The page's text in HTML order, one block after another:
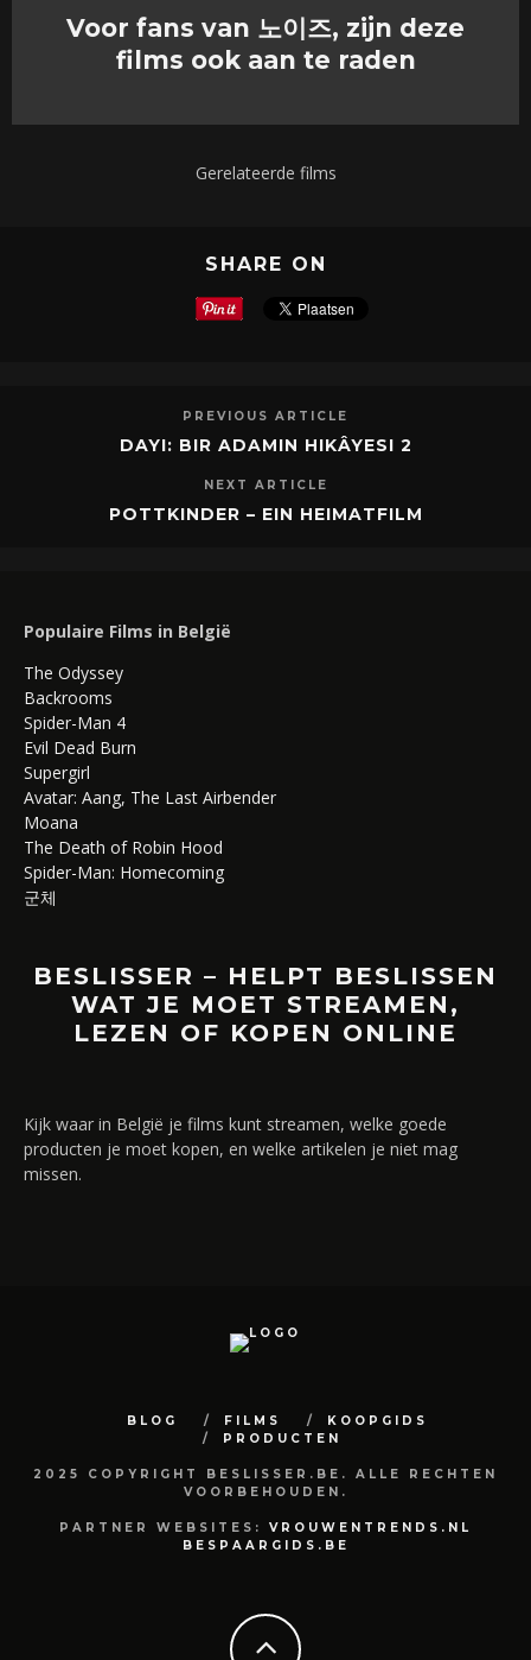
Voor fans van 노이즈, zijn deze
films ook aan te raden
Gerelateerde films
SHARE ON
PREVIOUS ARTICLE
DAYI: BIR ADAMIN HIKÂYESI 2
NEXT ARTICLE
POTTKINDER – EIN HEIMATFILM
Populaire Films in België
The Odyssey
Backrooms
Spider-Man 4
Evil Dead Burn
Supergirl
Avatar: Aang, The Last Airbender
Moana
The Death of Robin Hood
Spider-Man: Homecoming
군체
BESLISSER – HELPT BESLISSEN
WAT JE MOET STREAMEN,
LEZEN OF KOPEN ONLINE
Kijk waar in België je films kunt streamen, welke goede
producten je moet kopen, en welke artikelen je niet mag
missen.
BLOG FILMS
KOOPGIDS
PRODUCTEN
2025 COPYRIGHT BESLISSER.BE. ALLE RECHTEN
VOORBEHOUDEN.
PARTNER WEBSITES: VROUWENTRENDS.NL
BESPAARGIDS.BE